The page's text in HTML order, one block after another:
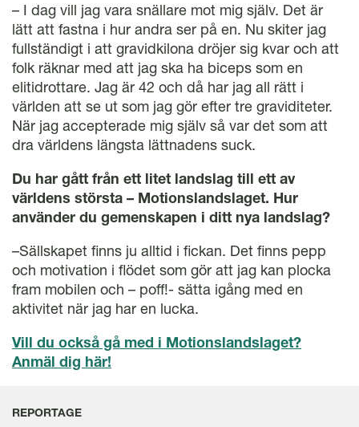
– I dag vill jag vara snällare mot mig själv. Det är
lätt att fastna i hur andra ser på en. Nu skiter jag
fullständigt i att gravidkilona dröjer sig kvar och att
folk räknar med att jag ska ha biceps som en
elitidrottare. Jag är 42 och då har jag all rätt i
världen att se ut som jag gör efter tre graviditeter.
När jag accepterade mig själv så var det som att
dra världens längsta lättnadens suck.
Du har gått från ett litet landslag till ett av
världens största – Motionslandslaget. Hur
använder du gemenskapen i ditt nya landslag?
–Sällskapet finns ju alltid i fickan. Det finns pepp
och motivation i flödet som gör att jag kan plocka
fram mobilen och – poff!- sätta igång med en
aktivitet när jag har en lucka.
Vill du också gå med i Motionslandslaget?
Anmäl dig här!
REPORTAGE